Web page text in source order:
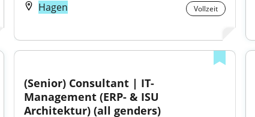
Hagen
Vollzeit
(Senior) Consultant | IT-
Management (ERP- & ISU
Architektur) (all genders)